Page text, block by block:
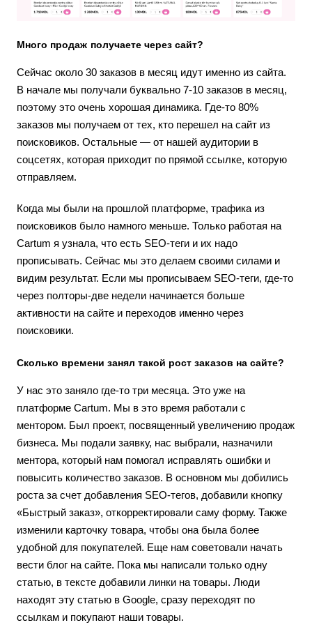
Много продаж получаете через сайт?
Сейчас около 30 заказов в месяц идут именно из сайта.
В начале мы получали буквально 7-10 заказов в месяц,
поэтому это очень хорошая динамика. Где-то 80%
заказов мы получаем от тех, кто перешел на сайт из
поисковиков. Остальные — от нашей аудитории в
соцсетях, которая приходит по прямой ссылке, которую
отправляем.
Когда мы были на прошлой платформе, трафика из
поисковиков было намного меньше. Только работая на
Cartum я узнала, что есть SEO-теги и их надо
прописывать. Сейчас мы это делаем своими силами и
видим результат. Если мы прописываем SEO-теги, где-то
через полторы-две недели начинается больше
активности на сайте и переходов именно через
поисковики.
Сколько времени занял такой рост заказов на сайте?
У нас это заняло где-то три месяца. Это уже на
платформе Cartum. Мы в это время работали с
ментором. Был проект, посвященный увеличению продаж
бизнеса. Мы подали заявку, нас выбрали, назначили
ментора, который нам помогал исправлять ошибки и
повысить количество заказов. В основном мы добились
роста за счет добавления SEO-тегов, добавили кнопку
«Быстрый заказ», откорректировали саму форму. Также
изменили карточку товара, чтобы она была более
удобной для покупателей. Еще нам советовали начать
вести блог на сайте. Пока мы написали только одну
статью, в тексте добавили линки на товары. Люди
находят эту статью в Google, сразу переходят по
ссылкам и покупают наши товары.